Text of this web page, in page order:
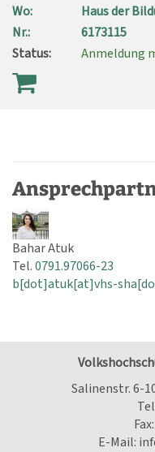
Wo:
Haus der
Nr.:
6173115
Status:
Anmeldung
Bahar Atuk
Tel.0791.97066-23
b[dot]atuk[at]vhs-
Salinenstr. 6-
E-Mail: